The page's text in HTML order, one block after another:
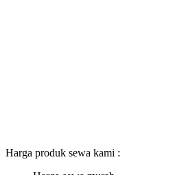
Harga produk sewa kami :